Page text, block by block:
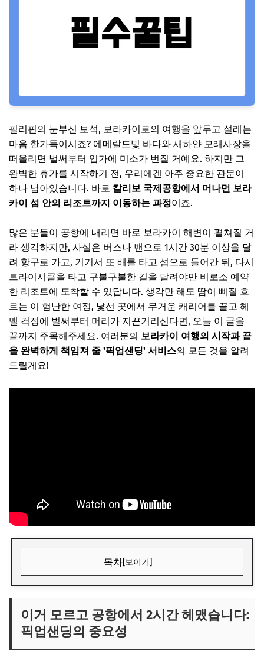
필리핀의 눈부신 보석, 보라카이로의 여행을 앞두고 설레는
마음 한가득이시죠? 에메랄드빛 바다와 새하얀 모래사장을
떠올리면 벌써부터 입가에 미소가 번질 거예요. 하지만 그
완벽한 휴가를 시작하기 전, 우리에겐 아주 중요한 관문이
하나 남아있습니다. 바로 칼리보 국제공항에서 머나먼 보라
카이 섬 안의 리조트까지 이동하는 과정이죠.
많은 분들이 공항에 내리면 바로 보라카이 해변이 펼쳐질 거
라 생각하지만, 사실은 버스나 밴으로 1시간 30분 이상을 달
려 항구로 가고, 거기서 또 배를 타고 섬으로 들어간 뒤, 다시
트라이시클을 타고 구불구불한 길을 달려야만 비로소 예약
한 리조트에 도착할 수 있답니다. 생각만 해도 땀이 삐질 흐
르는 이 험난한 여정, 낯선 곳에서 무거운 캐리어를 끌고 헤
맬 걱정에 벌써부터 머리가 지끈거리신다면, 오늘 이 글을
끝까지 주목해주세요. 여러분의 보라카이 여행의 시작과 끝
을 완벽하게 책임져 줄 '픽업샌딩' 서비스의 모든 것을 알려
드릴게요!
목차[보이기]
픽업샌딩 서비스, 대체 어디까지 포함되나요?
좋은 픽업샌딩 업체, 실패 없이 고르는 법
첫째, 인지도와 후기를 확인하세요
이거 모르고 공항에서 2시간 헤맸습니다:
픽업샌딩의 중요성